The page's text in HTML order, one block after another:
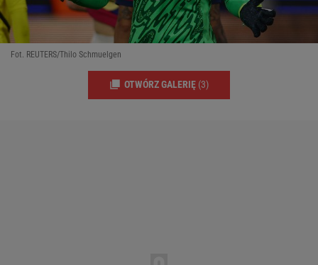
Fot. REUTERS/Thilo Schmuelgen
OTWÓRZ GALERIĘ (3)